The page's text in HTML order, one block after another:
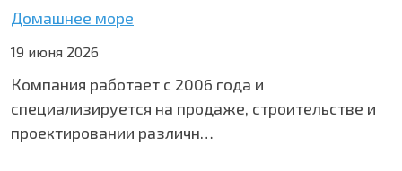
Домашнее море
19 июня 2026
Компания работает с 2006 года и
специализируется на продаже, строительстве и
проектировании различн…